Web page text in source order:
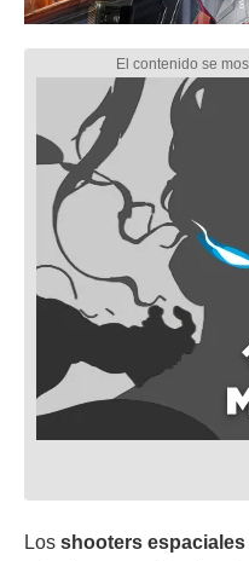
Los shooters espaciales